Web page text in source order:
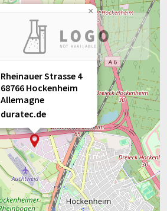
Rheinauer Strasse 4
68766 Hockenheim
Allemagne
duratec.de
×